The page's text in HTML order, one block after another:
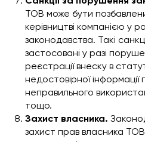
ТОВ може бути
керівництві компанією у
законодавства. Такі
застосовані у разі
реєстрації внеску в
недостовірної
неправильного
тощо.
Захист власника.
захист прав власника